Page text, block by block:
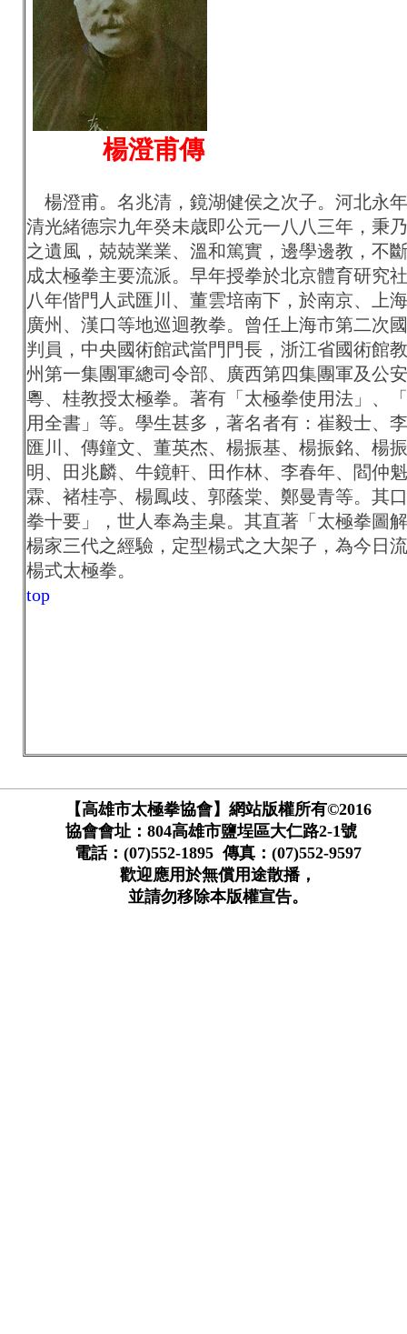
楊澄甫傳
楊澄甫。名兆清，鏡湖健侯之次子。河北永
清光緒德宗九年癸未歳即公元一八八三年，秉
之遺風，兢兢業業、溫和篤實，邊學邊教，不
成太極拳主要流派。早年授拳於北京體育研究
八年偕門人武匯川、董雲培南下，於南京、上
廣州、漢口等地巡迴教拳。曾任上海市第二次
判員，中央國術館武當門門長，浙江省國術館
州第一集團軍總司令部、廣西第四集團軍及公
粵、桂教授太極拳。著有「太極拳使用法」、
用全書」等。學生甚多，著名者有：崔毅士、
匯川、傳鐘文、董英杰、楊振基、楊振銘、楊
明、田兆麟、牛鏡軒、田作林、李春年、閻仲
霖、褚桂亭、楊鳳歧、郭蔭棠、鄭曼青等。其
拳十要」，世人奉為圭臬。其直著「太極拳圖
楊家三代之經驗，定型楊式之大架子，為今日
楊式太極拳。
top
【高雄市太極拳協會】網站版權所有©2016
協會會址：804高雄市鹽埕區大仁路2-1號
電話：(07)552-1895 傳真：(07)552-9597
歡迎應用於無償用途散播，
並請勿移除本版權宣告。